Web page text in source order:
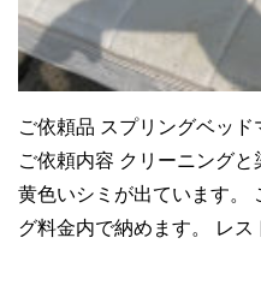
ご依頼品 スプリングベッ
ご依頼内容 クリーニング
黄色いシミが出ています。
グ料金内で納めます。 レ